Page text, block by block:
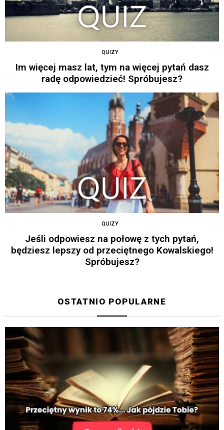
QUIZY
Im więcej masz lat, tym na więcej pytań dasz
radę odpowiedzieć! Spróbujesz?
QUIZY
Jeśli odpowiesz na połowę z tych pytań,
będziesz lepszy od przeciętnego Kowalskiego!
Spróbujesz?
OSTATNIO POPULARNE